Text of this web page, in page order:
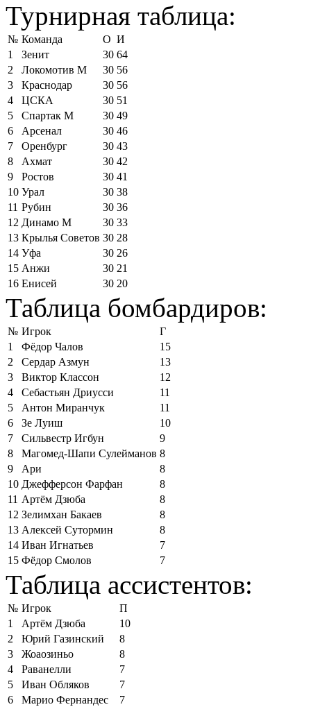
Турнирная таблица:
№ Команда О И
1
Зенит 30 64
2
Локомотив М 30 56
3
Краснодар 30 56
4
ЦСКА 30 51
5
Спартак М 30 49
6
Арсенал 30 46
7
Оренбург 30 43
8
Ахмат 30 42
9
Ростов 30 41
10 Урал 30 38
11 Рубин 30 36
12 Динамо М 30 33
13 Крылья Советов 30 28
14 Уфа 30 26
15 Анжи 30 21
16 Енисей 30 20
Таблица бомбардиров:
№ Игрок
Г
1
Фёдор Чалов
15
2
Сердар Азмун
13
3
Виктор Классон
12
4
Себастьян Дриусси
11
5
Антон Миранчук
11
6
Зе Луиш
10
7
Сильвестр Игбун
9
8
Магомед-Шапи Сулейманов 8
9
Ари
8
10 Джефферсон Фарфан
8
11 Артём Дзюба
8
12 Зелимхан Бакаев
8
13 Алексей Сутормин
8
14 Иван Игнатьев
7
15 Фёдор Смолов 7
Таблица ассистентов:
№ Игрок
П
1
Артём Дзюба
10
2
Юрий Газинский
8
3
Жоаозиньо
8
4
Раванелли
7
5
Иван Обляков
7
6
Марио Фернандес
7